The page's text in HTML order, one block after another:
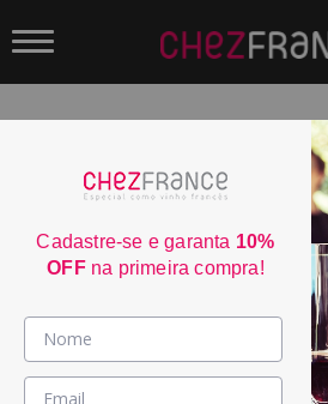
Vinhos >
ORDENAR POR:
Cadastre-se e garanta 10%
OFFna primeira compra!